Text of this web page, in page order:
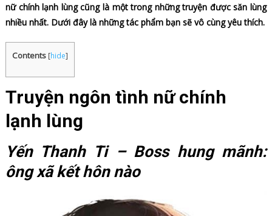
nữ chính lạnh lùng cũng là một trong những truyện được săn lùng
nhiều nhất. Dưới đây là những tác phẩm bạn sẽ vô cùng yêu thích.
Contents [hide]
Truyện ngôn tình nữ chính
lạnh lùng
Yến Thanh Ti – Boss hung mãnh:
ông xã kết hôn nào